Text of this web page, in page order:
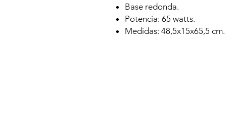
Base redonda.
Potencia: 65 watts.
Medidas: 48,5x15x65,5 cm.